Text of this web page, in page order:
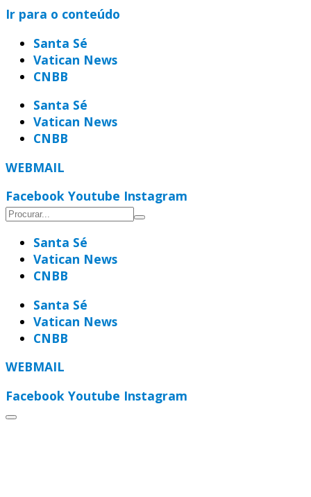
Ir para o conteúdo
Santa Sé
Vatican News
CNBB
Santa Sé
Vatican News
CNBB
WEBMAIL
Facebook Youtube Instagram
Santa Sé
Vatican News
CNBB
Santa Sé
Vatican News
CNBB
WEBMAIL
Facebook Youtube Instagram